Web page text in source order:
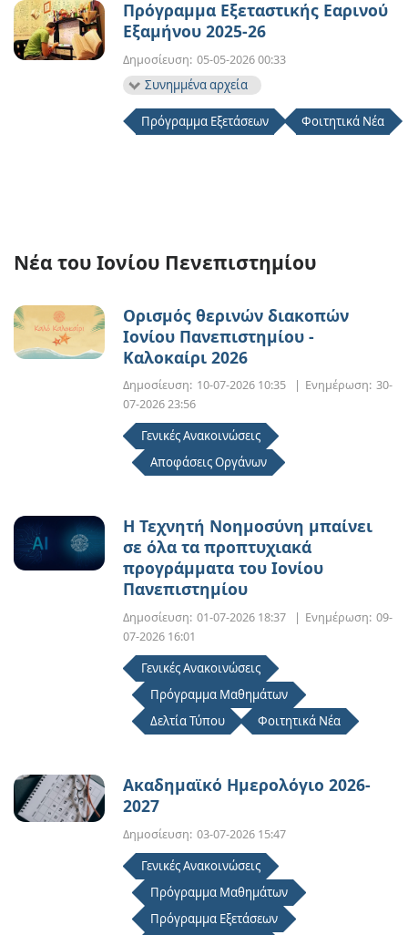
Πρόγραμμα Εξεταστικής Εαρινού
Εξαμήνου 2025-26
Δημοσίευση: 05-05-2026 00:33
Συνημμένα αρχεία
Πρόγραμμα Εξετάσεων Φοιτητικά Νέα
Νέα του Ιονίου Πενεπιστημίου
Ορισμός θερινών διακοπών
Ιονίου Πανεπιστημίου -
Καλοκαίρι 2026
Δημοσίευση: 10-07-2026 10:35 | Ενημέρωση: 30-
07-2026 23:56
Γενικές Ανακοινώσεις
Αποφάσεις Οργάνων
Η Τεχνητή Νοημοσύνη μπαίνει
σε όλα τα προπτυχιακά
προγράμματα του Ιονίου
Πανεπιστημίου
Δημοσίευση: 01-07-2026 18:37 | Ενημέρωση: 09-
07-2026 16:01
Γενικές Ανακοινώσεις
Πρόγραμμα Μαθημάτων
Δελτία Τύπου
Φοιτητικά Νέα
Ακαδημαϊκό Ημερολόγιο 2026-
2027
Δημοσίευση: 03-07-2026 15:47
Γενικές Ανακοινώσεις
Πρόγραμμα Μαθημάτων
Πρόγραμμα Εξετάσεων